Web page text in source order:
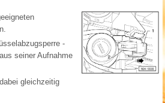
-
seiner Aufnahme
gleichzeitig